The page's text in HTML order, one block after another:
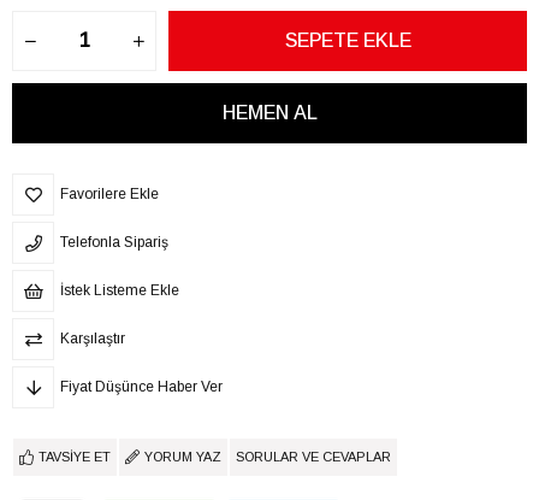
Favorilere Ekle
Telefonla Sipariş
İstek Listeme Ekle
Karşılaştır
Fiyat Düşünce Haber Ver
TAVSIYE ET YORUM YAZ SORULAR VE CEVAPLAR